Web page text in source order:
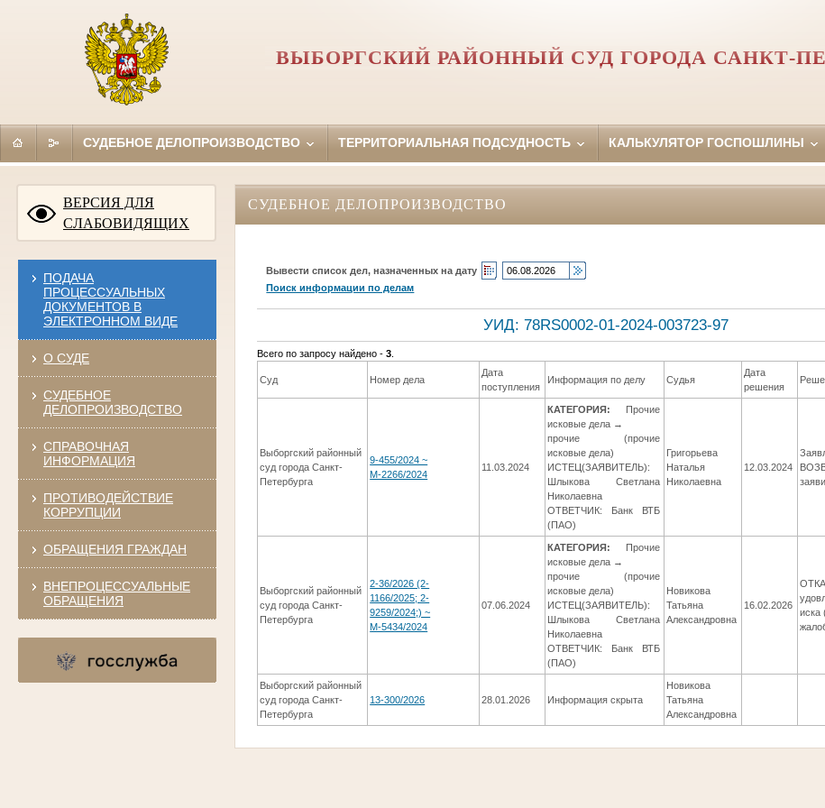
ВЫБОРГСКИЙ РАЙОННЫЙ СУД ГОРОДА САНКТ-
СУДЕБНОЕ ДЕЛОПРОИЗВОДСТВО ТЕРРИТОРИАЛЬНАЯ ПОДСУДНОСТЬ КАЛЬКУЛЯТОР ГОСПОШЛИНЫ
ВЕРСИЯ ДЛЯ
СЛАБОВИДЯЩИХ
ПОДАЧА
ПРОЦЕССУАЛЬНЫХ
ДОКУМЕНТОВ В
ЭЛЕКТРОННОМ ВИДЕ
О СУДЕ
СУДЕБНОЕ
ДЕЛОПРОИЗВОДСТВО
СПРАВОЧНАЯ
ИНФОРМАЦИЯ
ПРОТИВОДЕЙСТВИЕ
КОРРУПЦИИ
ОБРАЩЕНИЯ ГРАЖДАН
ВНЕПРОЦЕССУАЛЬНЫЕ
ОБРАЩЕНИЯ
СУДЕБНОЕ ДЕЛОПРОИЗВОДСТВО
Вывести список дел, назначенных на дату
Поиск информации по делам
УИД: 78RS0002-01-2024-003723-97
Всего по запросу найдено -3
Суд Номер дела
Дата
поступления
Информация по делу Судья
Дата
решения
Выборгский районный
суд города Санкт-
Петербурга
9-455/2024 ~
М-2266/2024
11.03.2024
КАТЕГОРИЯ: Прочие
исковые дела →
прочие (прочие
исковые дела)
ИСТЕЦ(ЗАЯВИТЕЛЬ):
Шлыкова Светлана
Николаевна
ОТВЕТЧИК: Банк ВТБ
(ПАО)
Григорьева
Наталья
Николаевна
12.03.2024
Выборгский районный
суд города Санкт-
Петербурга
2-36/2026 (2-
1166/2025; 2-
9259/2024;) ~
М-5434/2024
07.06.2024
КАТЕГОРИЯ: Прочие
исковые дела →
прочие (прочие
исковые дела)
ИСТЕЦ(ЗАЯВИТЕЛЬ):
Шлыкова Светлана
Николаевна
ОТВЕТЧИК: Банк ВТБ
(ПАО)
Новикова
Татьяна
Александровна
16.02.2026
иска
Выборгский районный
суд города Санкт-
Петербурга
13-300/2026 28.01.2026 Информация скрыта
Новикова
Татьяна
Александровна